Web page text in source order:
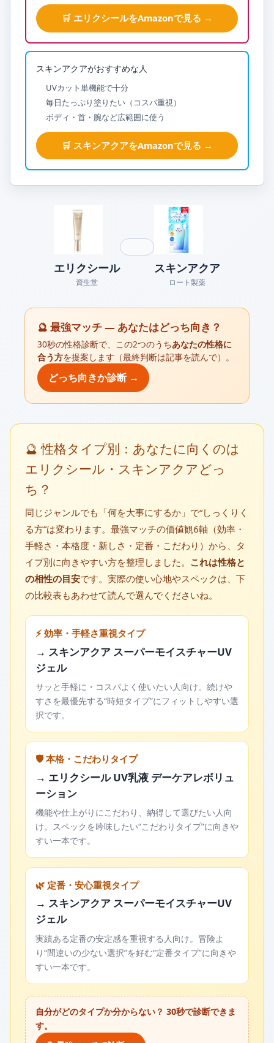
🛒 エリクシールをAmazonで見る →
スキンアクアがおすすめな人
UVカット単機能で十分
毎日たっぷり塗りたい（コスパ重視）
ボディ・首・腕など広範囲に使う
🛒 スキンアクアをAmazonで見る →
エリクシール
資生堂
スキンアクア
ロート製薬
🔮 最強マッチ — あなたはどっち向き？
30秒の性格診断で、この2つのうちあなたの性格に
合う方を提案します（最終判断は記事を読んで）。
どっち向きか診断 →
🔮 性格タイプ別：あなたに向くのは
エリクシール・スキンアクアどっ
ち？
同じジャンルでも「何を大事にするか」で“しっくりく
る方”は変わります。最強マッチの価値観6軸（効率・
手軽さ・本格度・新しさ・定番・こだわり）から、タ
イプ別に向きやすい方を整理しました。 これは性格と
の相性の目安です。実際の使い心地やスペックは、下
の比較表もあわせて読んで選んでくださいね。
⚡ 効率・手軽さ重視タイプ
→ スキンアクア スーパーモイスチャーUV
ジェル
サッと手軽に・コスパよく使いたい人向け。続けや
すさを最優先する“時短タイプ”にフィットしやすい選
択です。
🛡️ 本格・こだわりタイプ
→ エリクシール UV乳液 デーケアレボリュ
ーション
機能や仕上がりにこだわり、納得して選びたい人向
け。スペックを吟味したい“こだわりタイプ”に向きや
すい一本です。
🌿 定番・安心重視タイプ
→ スキンアクア スーパーモイスチャーUV
ジェル
実績ある定番の安定感を重視する人向け。冒険よ
り“間違いの少ない選択”を好む“定番タイプ”に向きや
すい一本です。
自分がどのタイプか分からない？ 30秒で診断できま
す。